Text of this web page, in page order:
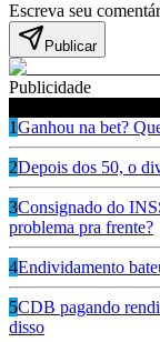
Escreva seu
Publicar
Publicidade
1Ganhou na bet?
2Depois dos 50, o
3Consignado do
problema pra frente?
4Endividamento
5CDB pagando
disso